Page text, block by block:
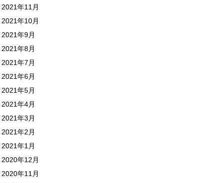
2021年11月
2021年10月
2021年9月
2021年8月
2021年7月
2021年6月
2021年5月
2021年4月
2021年3月
2021年2月
2021年1月
2020年12月
2020年11月